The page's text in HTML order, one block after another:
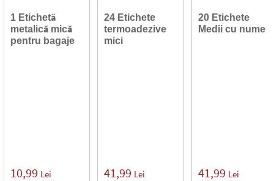
1 Etichetă
metalică mică
pentru bagaje
10,99 Lei
24 Etichete
termoadezive
mici
41,99 Lei
20 Etichete
Medii cu nume
41,99 Lei